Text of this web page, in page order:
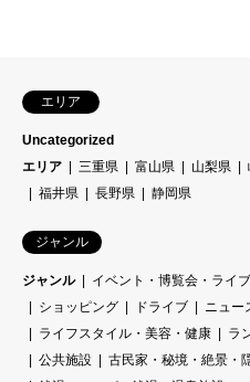
エリア
Uncategorized
エリア
三重県 富山県 山梨県
福井県
長野県 静岡県
ジャンル
ジャンル イベント・博覧会・ライブ
ショッピング
ドライブ ニュー
ライフスタイル・美容・健康
ラ
公共施設
古民家・秘境・絶景・